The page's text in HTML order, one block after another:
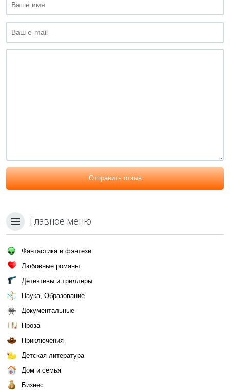
Отправить отзыв
Главное меню
Фантастика и фэнтези
Любовные романы
Детективы и триллеры
Наука, Образование
Документальные
Проза
Приключения
Детская литература
Дом и семья
Бизнес